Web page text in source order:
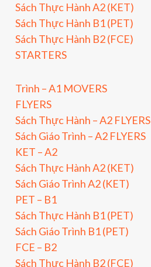
Sách Thực Hành A2 (KET)
Sách Thực Hành B1 (PET)
Sách Thực Hành B2 (FCE)
STARTERS
Trình – A1 MOVERS
FLYERS
Sách Thực Hành – A2 FLYERS
Sách Giáo Trình – A2 FLYERS
KET – A2
Sách Thực Hành A2 (KET)
Sách Giáo Trình A2 (KET)
PET – B1
Sách Thực Hành B1 (PET)
Sách Giáo Trình B1 (PET)
FCE – B2
Sách Thực Hành B2 (FCE)